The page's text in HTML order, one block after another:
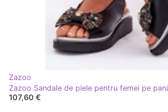
Zazoo
Zazoo Sandale de piele pentru femei pe
107,60 €